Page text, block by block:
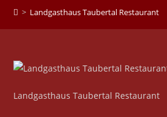
> Landgasthaus Taubertal Restaurant
Landgasthaus Taubertal Restaurant